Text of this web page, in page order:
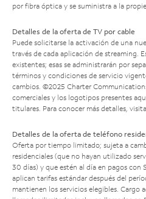
por fibra óptica y se suministra a la
Detalles de la oferta de TV por cable
Puede solicitarse la activación de una
través de cada aplicación de streaming.
existentes; esas se administrarán por
términos y condiciones de servicio
cambios. ©2025 Charter
comerciales y los logotipos presentes
titulares. Para conocer más detalles, visita
Detalles de la oferta de teléfono
Oferta por tiempo limitado; sujeta a
residenciales (que no hayan utilizado
30 días) y que estén al día en pagos con
aplican tarifas estándar después del
mantienen los servicios elegibles. Cargo